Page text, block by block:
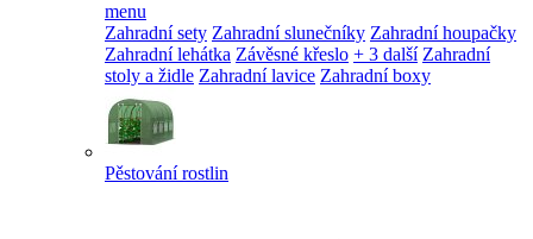
menu
Zahradní sety Zahradní slunečníky Zahradní houpačky
Zahradní lehátka Závěsné křeslo + 3 další Zahradní
stoly a židle Zahradní lavice Zahradní boxy
Pěstování rostlin